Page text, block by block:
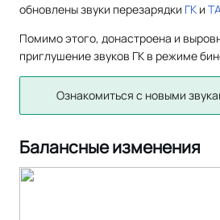
обновлены звуки перезарядки ГК и ТА
Помимо этого, донастроена и
приглушение звуков ГК в режиме
Ознакомиться с новыми
Балансные изменения